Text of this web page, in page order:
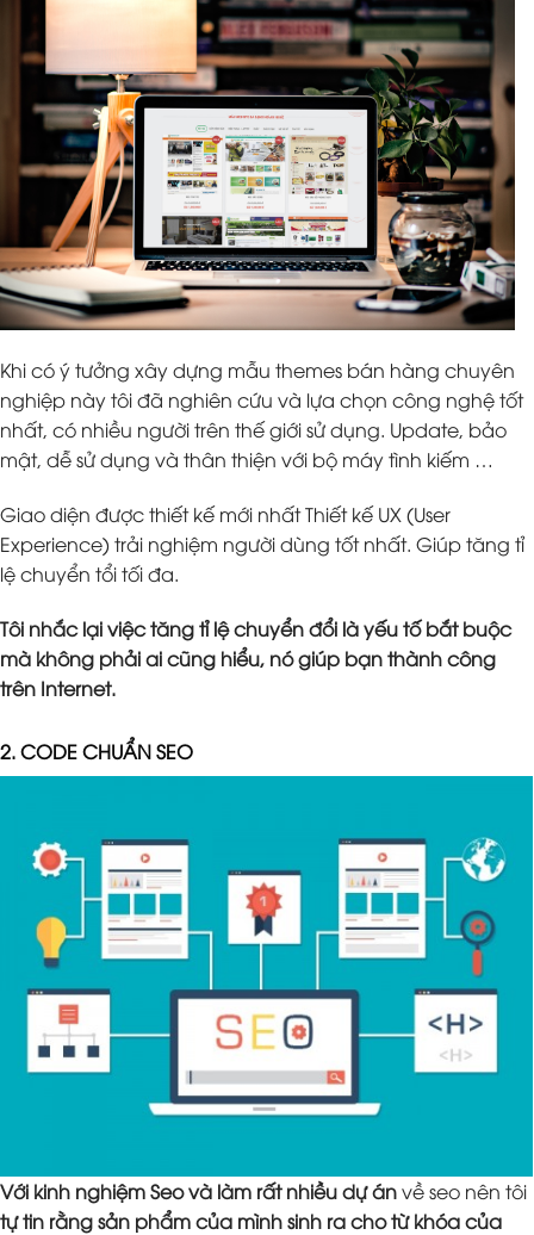
Khi có ý tưởng xây dựng mẫu themes bán hàng chuyên
nghiệp này tôi đã nghiên cứu và lựa chọn công nghệ tốt
nhất, có nhiều người trên thế giới sử dụng. Update, bảo
mật, dễ sử dụng và thân thiện với bộ máy tình kiếm …
Giao diện được thiết kế mới nhất Thiết kế UX (User
Experience) trải nghiệm người dùng tốt nhất. Giúp tăng tỉ
lệ chuyển tổi tối đa.
Tôi nhắc lại việc tăng tỉ lệ chuyển đổi là yếu tố bắt buộc
mà không phải ai cũng hiểu, nó giúp bạn thành công
trên Internet.
2. CODE CHUẨN SEO
Với kinh nghiệm Seo và làm rất nhiều dự ánvề seo nên tôi
tự tin rằng sản phẩm của mình sinh ra cho từ khóa của